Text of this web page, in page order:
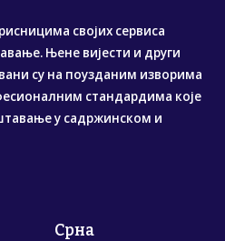
својих сервиса
Њене вијести и други
су на поузданим изворима
стандардима које
у садржинском и
Срна